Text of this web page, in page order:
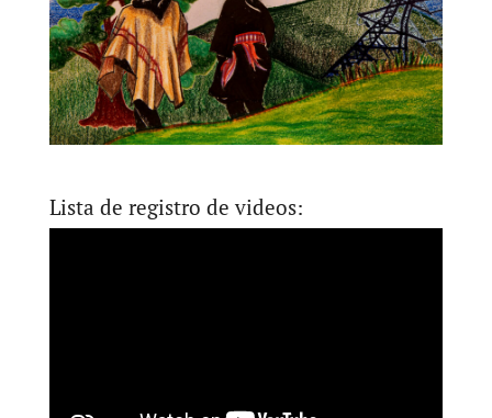
Lista de registro de videos: